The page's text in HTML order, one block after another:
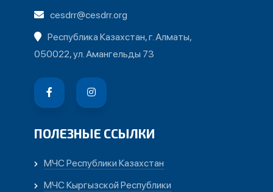
cesdrr@cesdrr.org
Республика Казахстан, г. Алматы,
050022, ул. Амангельды 73
ПОЛЕЗНЫЕ ССЫЛКИ
МЧС Республики Казахстан
МЧС Кыргызской Республики